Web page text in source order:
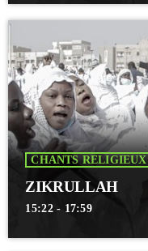
CHANTS RELIGIEUX
ZIKRULLAH
15:22 - 17:59